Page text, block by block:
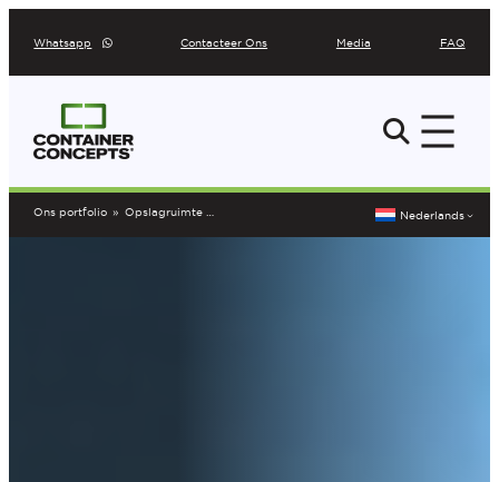
naar
inhoud
Whatsapp Contacteer Ons Media FAQ
Ons portfolio » Opslagruimte Geluwe Nederlands